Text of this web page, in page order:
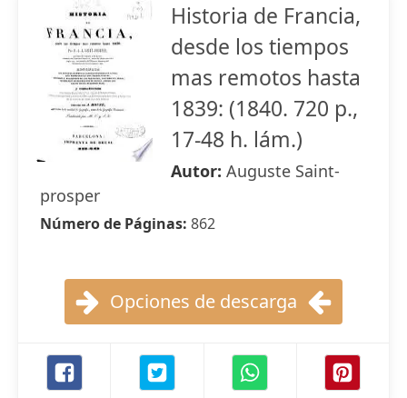
Historia de Francia,
desde los tiempos
mas remotos hasta
1839: (1840. 720 p.,
17-48 h. lám.)
Autor: Auguste Saint-
prosper
Número de Páginas: 862
Opciones de descarga